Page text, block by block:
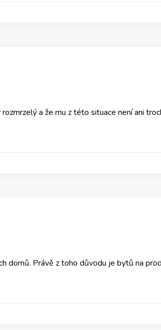
a že mu z této situace není ani
domů. Právě z toho důvodu je bytů na